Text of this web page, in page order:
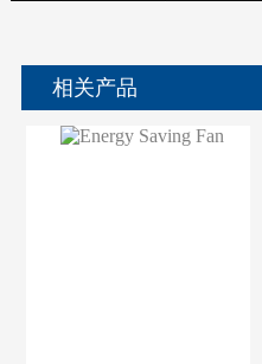
相关产品